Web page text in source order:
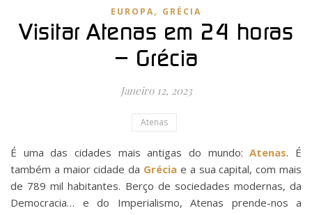
EUROPA, GRÉCIA
Visitar Atenas em 24 horas
– Grécia
Janeiro 12, 2023
Atenas
É uma das cidades mais antigas do mundo:Atenas. É
também a maior cidade da Grécia e a sua capital, com mais
de 789 mil habitantes. Berço de sociedades modernas, da
Democracia… e do Imperialismo, Atenas prende-nos a